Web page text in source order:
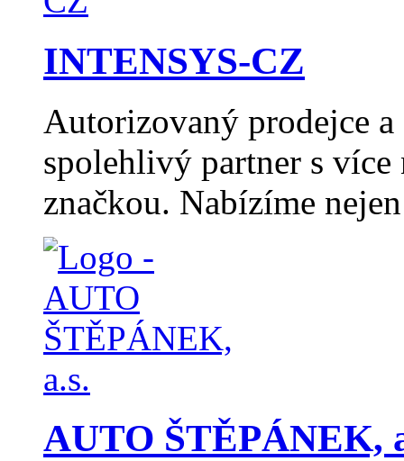
INTENSYS-CZ
Autorizovaný prodejce
spolehlivý partner s více
značkou. Nabízíme
AUTO ŠTĚPÁNEK,